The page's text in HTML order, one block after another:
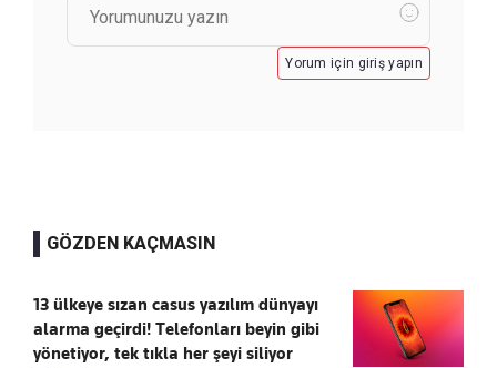
Yorum için giriş yapın
GÖZDEN KAÇMASIN
13 ülkeye sızan casus yazılım dünyayı
alarma geçirdi! Telefonları beyin gibi
yönetiyor, tek tıkla her şeyi siliyor